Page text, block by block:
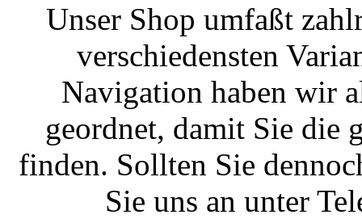
Unser Shop umfaßt
verschiedensten
Navigation haben wir
geordnet, damit Sie die
finden. Sollten Sie
Sie uns an unter